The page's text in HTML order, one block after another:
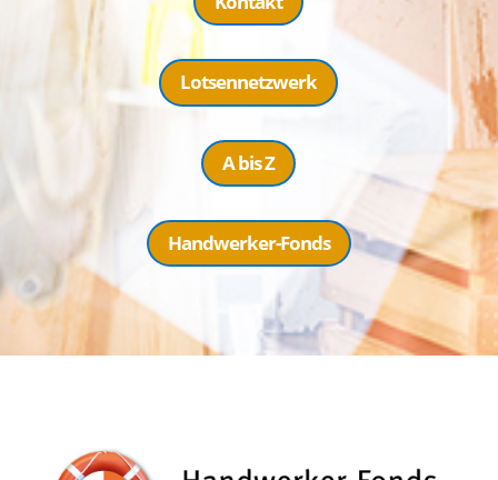
Lotsennetzwerk
A bis Z
Handwerker-Fonds